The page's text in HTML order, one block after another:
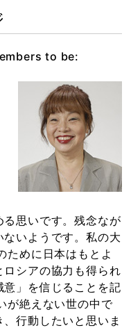
to be:
る思いです。残念なが
いようです。私の大
ために日本はもとよ
ロシアの協力も得られ
」を信じることを記
が絶えない世の中で
行動したいと思いま